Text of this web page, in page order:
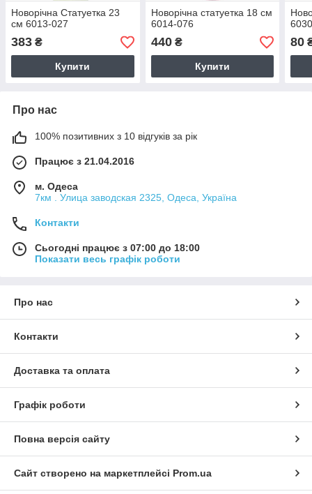
Новорічна Статуетка 23
см 6013-027
383 ₴
Купити
Новорічна статуетка 18 см
6014-076
440₴
Купити
80
Про нас
100% позитивних з 10 відгуків за рік
Працює з 21.04.2016
м. Одеса
7км . Улица заводская 2325, Одеса, Україна
Контакти
Сьогодні працює з 07:00 до 18:00
Показати весь графік роботи
Про нас
Контакти
Доставка та оплата
Графік роботи
Повна версія сайту
Сайт створено на маркетплейсі Prom.ua